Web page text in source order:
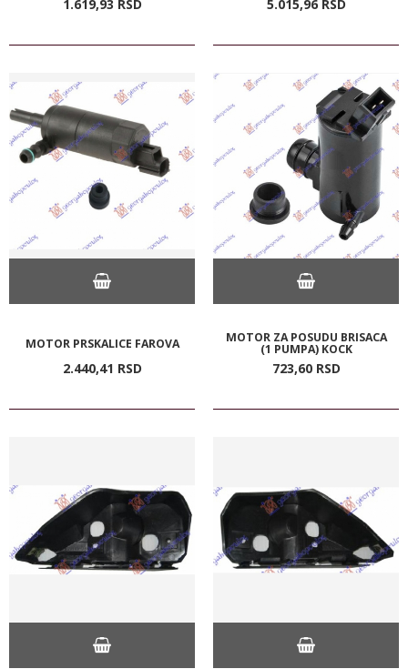
1.619,93 RSD 5.015,96 RSD
MOTOR PRSKALICE FAROVA
2.440,41 RSD
MOTOR ZA POSUDU BRISACA
(1 PUMPA) KOCK
723,60 RSD